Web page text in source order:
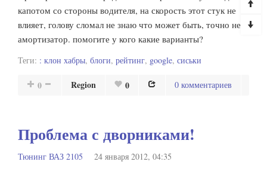
капотом со стороны водителя, на скорость этот стук не
влияет, голову сломал не знаю что может быть, точно не
амортизатор. помогите у кого какие варианты?
Теги: : клон хабры, блоги, рейтинг, google, сиськи
0 Region 0 0 комментариев
Проблема с дворниками!
Тюнинг ВАЗ 2105 24 января 2012, 04:35